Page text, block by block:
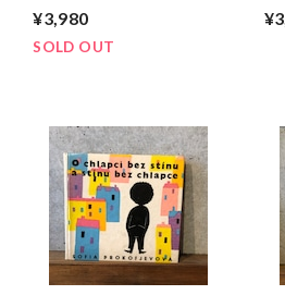
¥3,980
SOLD OUT